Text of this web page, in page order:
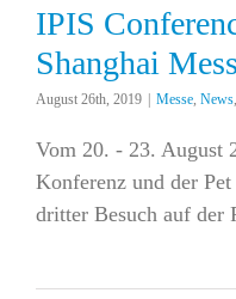
IPIS
Shanghai
August 26th, 2019 Messe, News,
Vom 20. - 23. August
Konferenz und der
dritter Besuch auf der